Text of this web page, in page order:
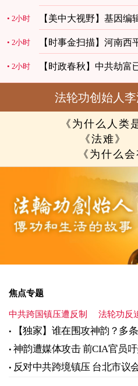
2小时 【美中大视野】基因编
2小时 【时事金扫描】河南西
2小时 【时政春秋】中共劫富
法轮功创始人
《为什么人类
《法难》
《为什么
焦点专题
中共跨国镇压遭反制 法轮功反
【独家】谁在围攻神韵？多
神韵遭媒体攻击 前CIA官员
反对中共跨境镇压 台北市议